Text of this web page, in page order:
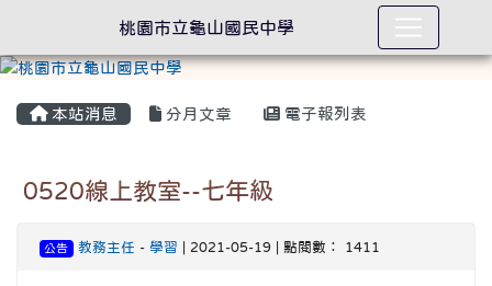
本站消息 分月文章 電子報列表
0520線上教室--七年級
公告 教務主任 - 學習 | 2021-05-19 | 點閱數： 1411
桃園市立龜山國民中學